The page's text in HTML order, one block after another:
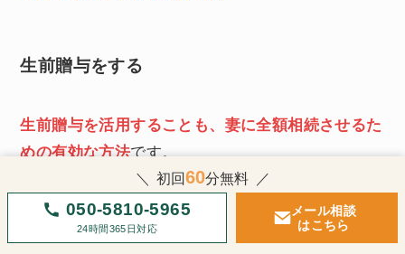
生前贈与をする
生前贈与を活用することも、妻に全額相続させるた
めの有効な方法です。
贈与税には年間110万円の基礎控除があり、この範
囲内での贈与は非課税
初回60分無料
050-5810-5965
24時間365日対応
メール相談
はこちら